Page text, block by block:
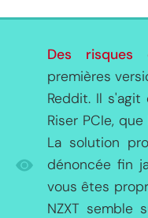
Des risques
premières
Reddit. Il
Riser PCIe,
La solution
dénoncée fin
vous êtes
NZXT semble